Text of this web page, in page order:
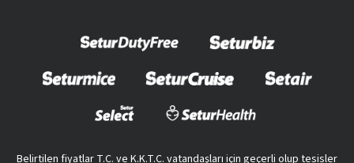
Belirtilen fiyatlar T.C. ve K.K.T.C. vatandaşları için geçerli olup tesisler